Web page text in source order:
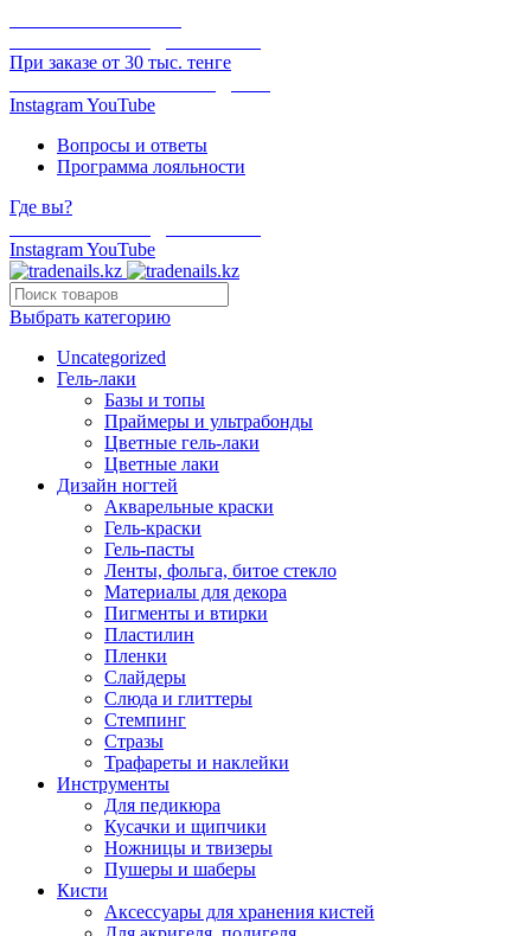
При заказе от 30 тыс. тенге
InstagramYouTube
Вопросы и ответы
Программа лояльности
Где вы?
InstagramYouTube
Выбрать категорию
Uncategorized
Гель-лаки
Базы и топы
Праймеры и ультрабонды
Цветные гель-лаки
Цветные лаки
Дизайн ногтей
Акварельные краски
Гель-краски
Гель-пасты
Ленты, фольга, битое стекло
Материалы для декора
Пигменты и втирки
Пластилин
Пленки
Слайдеры
Слюда и глиттеры
Стемпинг
Стразы
Трафареты и наклейки
Инструменты
Для педикюра
Кусачки и щипчики
Ножницы и твизеры
Пушеры и шаберы
Кисти
Аксессуары для хранения кистей